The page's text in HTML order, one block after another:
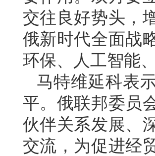
交往良好势头，
俄新时代全面战
环保、人工智能
马特维延科表
平。俄联邦委员
伙伴关系发展、
交流，为促进经